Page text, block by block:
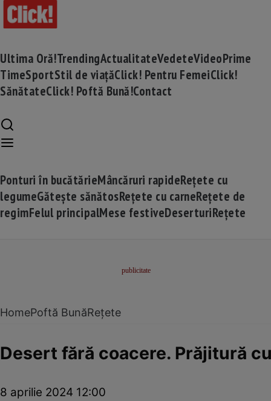
Ultima Oră!TrendingActualitateVedeteVideoPrime
TimeSportStil de viațăClick! Pentru FemeiClick!
SănătateClick! Poftă Bună!Contact
Ponturi în bucătărieMâncăruri rapideRețete cu
legumeGătește sănătosRețete cu carneRețete de
regimFelul principalMese festiveDeserturiRețete
HomePoftă BunăRețete
Desert fără coacere. Prăjitură
8 aprilie 2024 12:00